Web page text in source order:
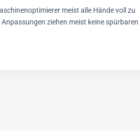
meist alle Hände voll zu
ziehen meist keine spürbaren